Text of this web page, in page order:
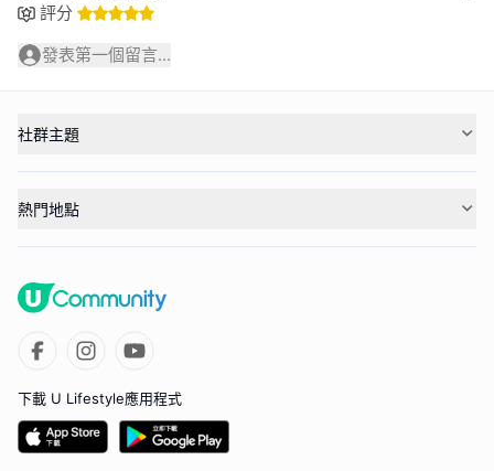
評分
發表第一個留言...
社群主題
熱門地點
下載 U Lifestyle應用程式